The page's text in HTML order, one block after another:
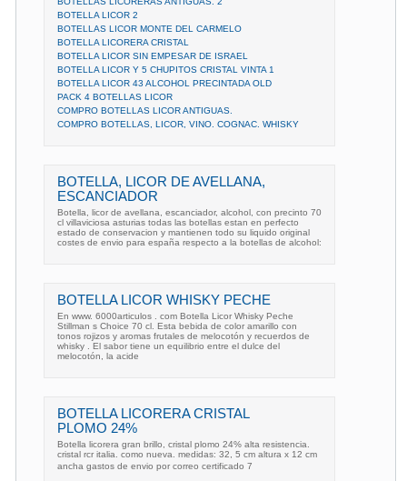
BOTELLA LICOR 2
BOTELLAS LICOR MONTE DEL CARMELO
BOTELLA LICORERA CRISTAL
BOTELLA LICOR SIN EMPESAR DE ISRAEL
BOTELLA LICOR Y 5 CHUPITOS CRISTAL VINTA 1
BOTELLA LICOR 43 ALCOHOL PRECINTADA OLD
PACK 4 BOTELLAS LICOR
COMPRO BOTELLAS LICOR ANTIGUAS.
COMPRO BOTELLAS, LICOR, VINO. COGNAC. WHISKY
BOTELLA, LICOR DE AVELLANA,
ESCANCIADOR
Botella, licor de avellana, escanciador, alcohol, con precinto 70
cl villaviciosa asturias todas las botellas estan en perfecto
estado de conservacion y mantienen todo su liquido original
costes de envio para españa respecto a la botellas de alcohol:
BOTELLA LICOR WHISKY PECHE
En www. 6000articulos . com Botella Licor Whisky Peche
Stillman s Choice 70 cl. Esta bebida de color amarillo con
tonos rojizos y aromas frutales de melocotón y recuerdos de
whisky . El sabor tiene un equilibrio entre el dulce del
melocotón, la acide
BOTELLA LICORERA CRISTAL
PLOMO 24%
Botella licorera gran brillo, cristal plomo 24% alta resistencia.
cristal rcr italia. como nueva. medidas: 32, 5 cm altura x 12 cm
ancha gastos de envio por correo certificado 7